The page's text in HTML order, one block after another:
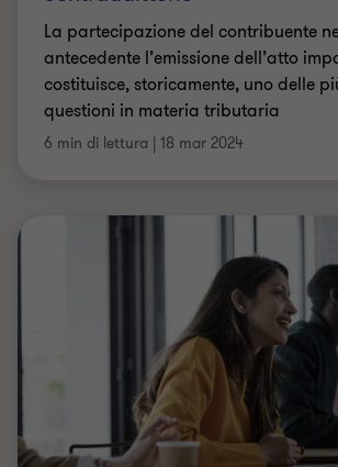
La partecipazione del contribuente
antecedente l’emissione dell’atto
costituisce, storicamente, uno delle
questioni in materia tributaria
6 min di lettura | 18 mar 2024